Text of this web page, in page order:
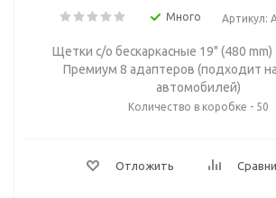
Много Артикул:
Щетки с/о бескаркасные 19" (480 mm)
Премиум 8 адаптеров (подходит
автомобилей)
Количество в коробке - 50
Отложить